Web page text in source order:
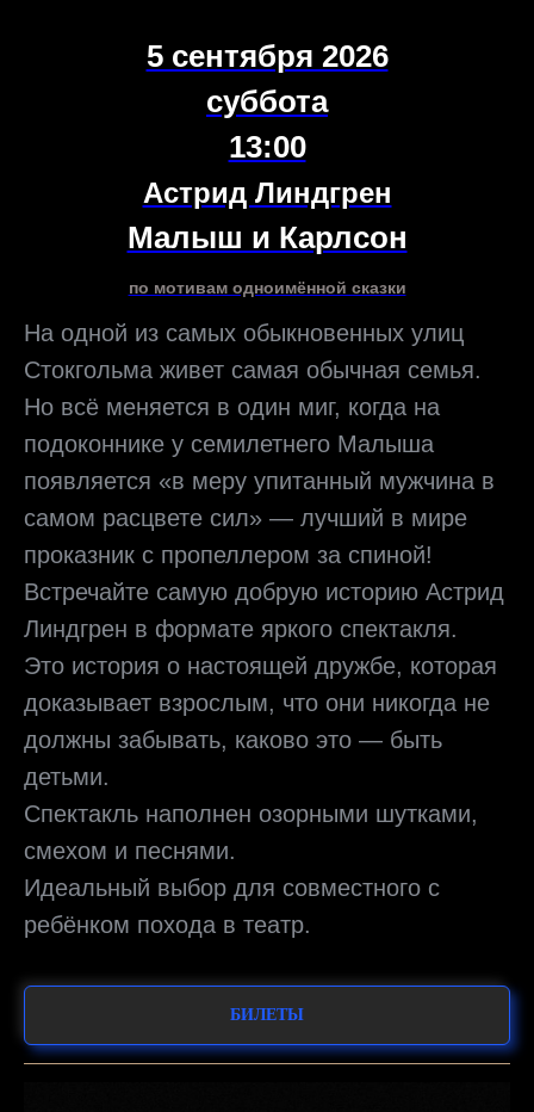
5 сентября 2026
суббота
13:00
Астрид Линдгрен
Малыш и Карлсон
по мотивам одноимённой сказки
На одной из самых обыкновенных улиц
Стокгольма живет самая обычная семья.
Но всё меняется в один миг, когда на
подоконнике у семилетнего Малыша
появляется «в меру упитанный мужчина в
самом расцвете сил» — лучший в мире
проказник с пропеллером за спиной!
Встречайте самую добрую историю Астрид
Линдгрен в формате яркого спектакля.
Это история о настоящей дружбе, которая
доказывает взрослым, что они никогда не
должны забывать, каково это — быть
детьми.
Спектакль наполнен озорными шутками,
смехом и песнями.
Идеальный выбор для совместного с
ребёнком похода в театр.
БИЛЕТЫ